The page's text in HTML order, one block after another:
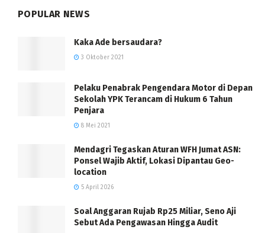
POPULAR NEWS
Kaka Ade bersaudara?
3 Oktober 2021
Pelaku Penabrak Pengendara Motor di Depan
Sekolah YPK Terancam di Hukum 6 Tahun
Penjara
8 Mei 2021
Mendagri Tegaskan Aturan WFH Jumat ASN:
Ponsel Wajib Aktif, Lokasi Dipantau Geo-
location
5 April 2026
Soal Anggaran Rujab Rp25 Miliar, Seno Aji
Sebut Ada Pengawasan Hingga Audit